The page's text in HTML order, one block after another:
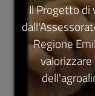
Il Progetto di
Regione